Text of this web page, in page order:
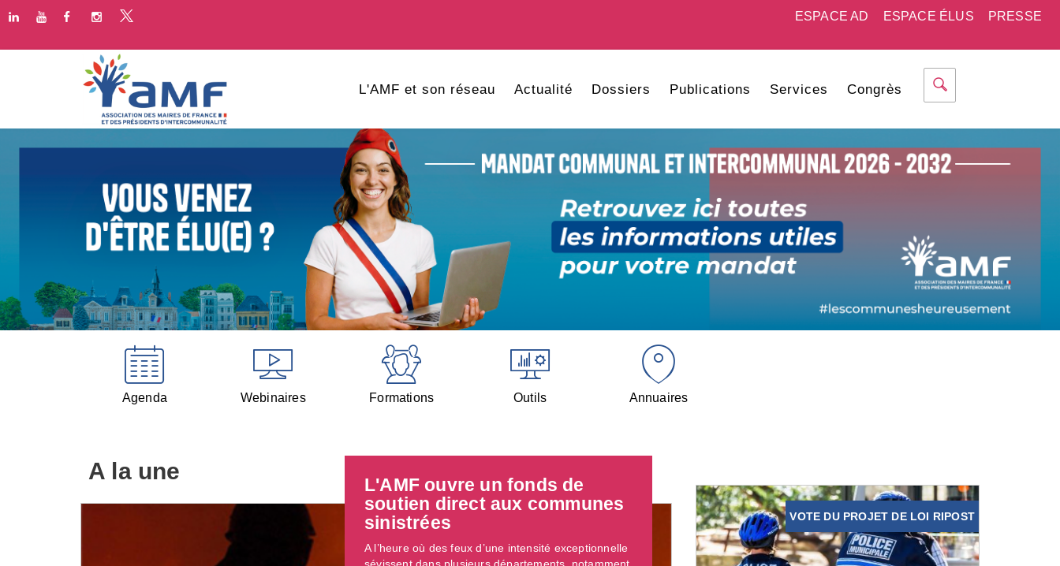
PRESSE
ESPACE ÉLUS
ESPACE AD
L'AMF et son réseau Actualité Dossiers Publications Services Congrès
Agenda Webinaires Formations Outils Annuaires
A la une
L'AMF ouvre un fonds de
soutien direct aux communes
sinistrées
A l’heure où des feux d’une intensité exceptionnelle
VOTE DU PROJET DE LOI RIPOST